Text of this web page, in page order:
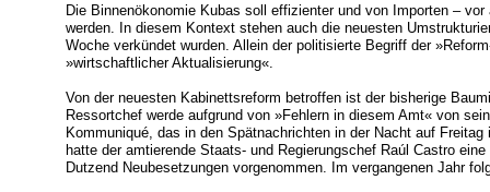
Die Binnenökonomie Kubas soll effizienter und von Importen –
werden. In diesem Kontext stehen auch die neuesten
Woche verkündet wurden. Allein der politisierte Begriff der
»wirtschaftlicher Aktualisierung«.
Von der neuesten Kabinettsreform betroffen ist der bisherige
Ressortchef werde aufgrund von »Fehlern in diesem Amt« von
Kommuniqué, das in den Spätnachrichten in der Nacht auf
hatte der amtierende Staats- und Regierungschef Raúl Castro
Dutzend Neubesetzungen vorgenommen. Im vergangenen Jahr